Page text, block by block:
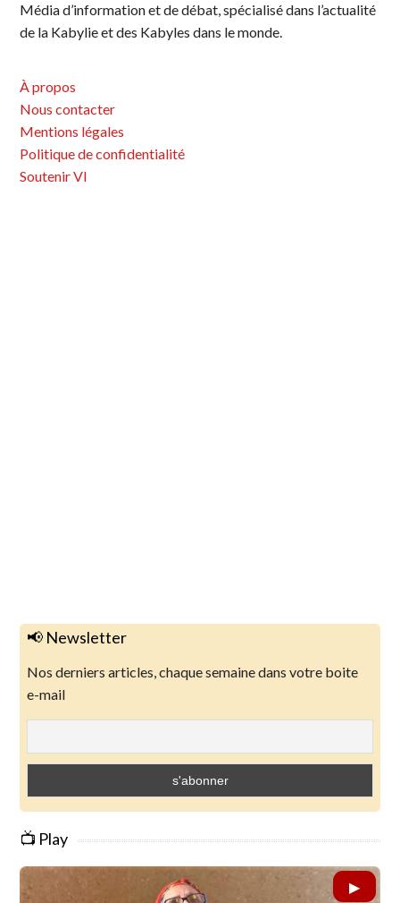
Média d’information et de débat, spécialisé dans l’actualité
de la Kabylie et des Kabyles dans le monde.
À propos
Nous contacter
Mentions légales
Politique de confidentialité
Soutenir VI
📢 Newsletter
Nos derniers articles, chaque semaine dans votre boite
e-mail
📺 Play